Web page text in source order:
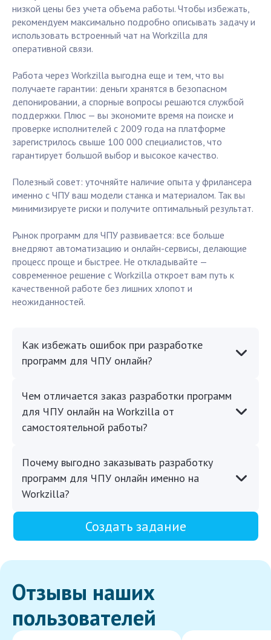
низкой цены без учета объема работы. Чтобы избежать,
рекомендуем максимально подробно описывать задачу и
использовать встроенный чат на Workzilla для
оперативной связи.
Работа через Workzilla выгодна еще и тем, что вы
получаете гарантии: деньги хранятся в безопасном
депонировании, а спорные вопросы решаются службой
поддержки. Плюс — вы экономите время на поиске и
проверке исполнителей с 2009 года на платформе
зарегистрилось свыше 100 000 специалистов, что
гарантирует большой выбор и высокое качество.
Полезный совет: уточняйте наличие опыта у фрилансера
именно с ЧПУ ваш модели станка и материалом. Так вы
минимизируете риски и получите оптимальный результат.
Рынок программ для ЧПУ развивается: все больше
внедряют автоматизацию и онлайн-сервисы, делающие
процесс проще и быстрее. Не откладывайте —
современное решение с Workzilla откроет вам путь к
качественной работе без лишних хлопот и
неожиданностей.
Как избежать ошибок при разработке
программ для ЧПУ онлайн?
Чем отличается заказ разработки программ
для ЧПУ онлайн на Workzilla от
самостоятельной работы?
Почему выгодно заказывать разработку
программ для ЧПУ онлайн именно на
Workzilla?
Создать задание
Отзывы наших
пользователей